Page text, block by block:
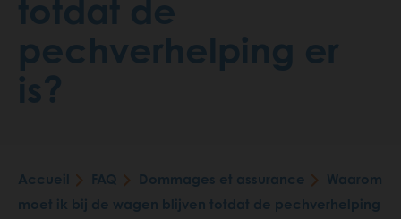
totdat de
pechverhelping er
is?
Fil
Accueil FAQ Dommages et assurance
Waarom
moet ik bij de wagen blijven totdat de pechverhelping